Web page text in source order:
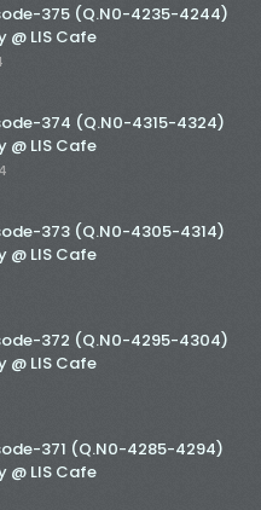
375 (Q.N0-4235-4244)
@ LIS Cafe
374 (Q.N0-4315-4324)
@ LIS Cafe
373 (Q.N0-4305-4314)
@ LIS Cafe
372 (Q.N0-4295-4304)
@ LIS Cafe
371 (Q.N0-4285-4294)
@ LIS Cafe